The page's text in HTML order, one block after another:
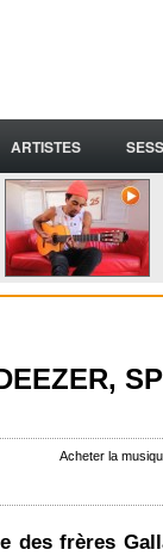
ARTISTES
Acheter la
des frères